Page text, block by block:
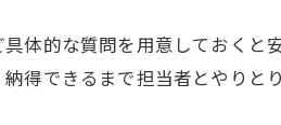
リスト
かさ
体的な質問を用意しておくと
得できるまで担当者とやりと